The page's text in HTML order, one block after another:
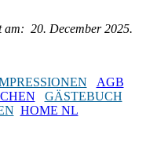
am: 20. December 2025.
AGB
GÄSTEBUCH
HOME NL